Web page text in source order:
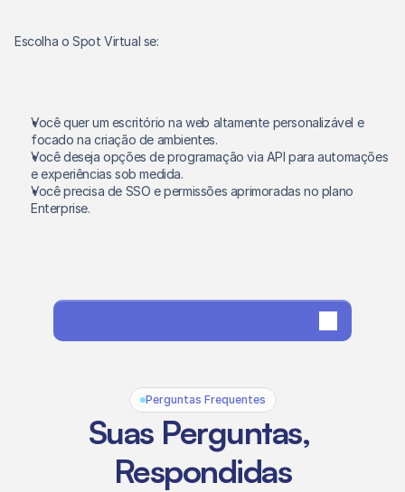
Escolha o Spot Virtual se:
Você quer um escritório na web altamente personalizável e
focado na criação de ambientes.
Você deseja opções de programação via API para automações
e experiências sob medida.
Você precisa de SSO e permissões aprimoradas no plano
Enterprise.
Perguntas Frequentes
Suas Perguntas,
Respondidas